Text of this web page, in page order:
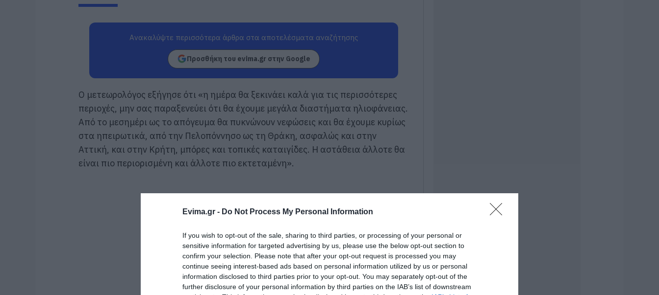
Evima.gr - Do Not Process My Personal Information
If you wish to opt-out of the sale, sharing to third parties, or processing of your personal or
sensitive information for targeted advertising by us, please use the below opt-out section to
confirm your selection. Please note that after your opt-out request is processed you may
continue seeing interest-based ads based on personal information utilized by us or personal
information disclosed to third parties prior to your opt-out. You may separately opt-out of the
further disclosure of your personal information by third parties on the IAB’s list of downstream
Ανακαλύψτε περισσότερα άρθρα στα αποτελέσματα αναζήτησης
Προσθήκη του evima.gr στην Google
Ο μετεωρολόγος εξήγησε ότι «η ημέρα θα ξεκινάει καλά για τις περισσότερες
περιοχές, μην σας παραξενεύει ότι θα έχουμε μεγάλα διαστήματα ηλιοφάνειας.
Από το μεσημέρι ως το απόγευμα θα πυκνώνουν νεφώσεις και θα έχουμε κυρίως
στα ηπειρωτικά, από την Πελοπόννησο ως τη Θράκη, ασφαλώς και στην
Αττική, και στην Κρήτη, μπόρες και τοπικές καταιγίδες. Η αστάθεια άλλοτε θα
είναι πιο περιορισμένη και άλλοτε πιο εκτεταμένη».
Σεπτεμβρίου 2026:
Πότε πληρώνονται
ημερομηνίες του e-
ΕΦΚΑ
06.08.2026 | 21:40
Σοκ στην Εύβοια με
την κοπέλα που
έπεσε από την